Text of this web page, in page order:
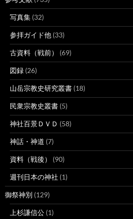
写真集 (32)
参拝ガイド他 (33)
古資料（戦前） (69)
図録 (26)
山岳宗教史研究叢書 (18)
民衆宗教史叢書 (5)
神社百景ＤＶＤ (58)
神話・神道 (7)
資料（戦後） (90)
週刊日本の神社 (1)
御祭神別 (129)
上杉謙信公 (1)